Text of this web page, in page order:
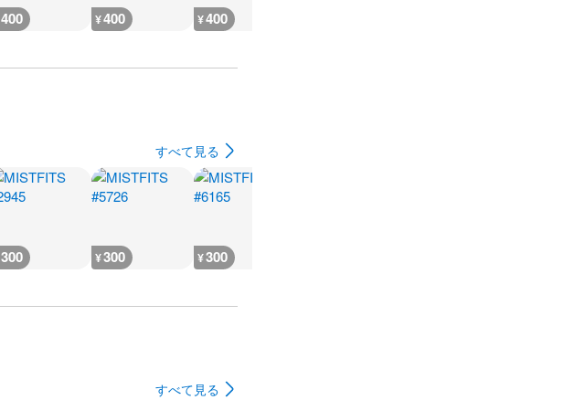
400 ¥400 ¥400
すべて見る
300 ¥300 ¥300
すべて見る